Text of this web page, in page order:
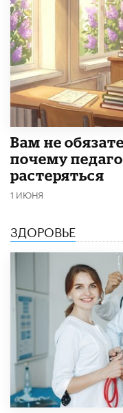
​Вам не
почему
растеряться
1 ИЮНЯ
ЗДОРОВЬЕ